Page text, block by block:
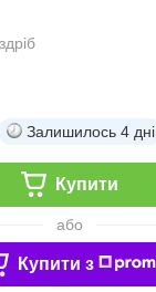
Залишилось 4 дні
Купити
або
Купити з